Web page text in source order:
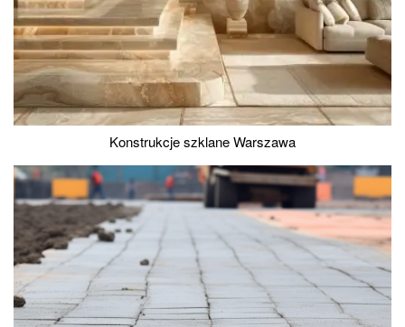
Konstrukcje szklane Warszawa